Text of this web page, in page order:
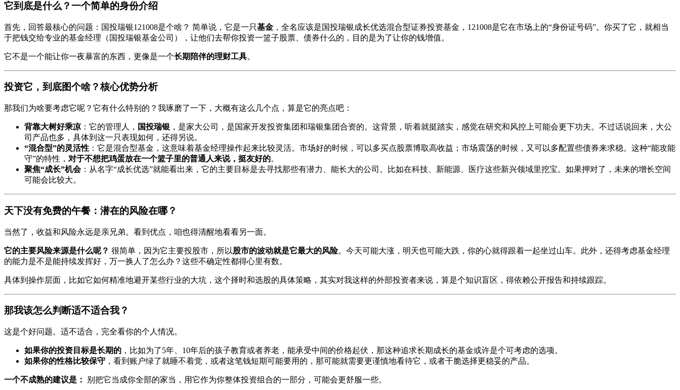
它到底是什么？一个简单的身份介绍
首先，回答最核心的问题：国投瑞银121008是个啥？ 简单说，它是一只基金 ，全名应该是国投瑞银成长优选混合型证券投资基金，121008是它在市场上的“身份证号码”。你买了它，就相当
于把钱交给专业的基金经理（国投瑞银基金公司），让他们去帮你投资一篮子股票、债券什么的，目的是为了让你的钱增值。
它不是一个能让你一夜暴富的东西，更像是一个长期陪伴的理财工具。
投资它，到底图个啥？核心优势分析
那我们为啥要考虑它呢？它有什么特别的？我琢磨了一下，大概有这么几个点，算是它的亮点吧：
背靠大树好乘凉 ：它的管理人， 国投瑞银 ，是家大公司，是国家开发投资集团和瑞银集团合资的。这背景，听着就挺踏实，感觉在研究和风控上可能会更下功夫。不过话说回来，大公
司产品也多，具体到这一只表现如何，还得另说。
“混合型”的灵活性 ：它是混合型基金，这意味着基金经理操作起来比较灵活。市场好的时候，可以多买点股票博取高收益；市场震荡的时候，又可以多配置些债券来求稳。这种“能攻能
守”的特性， 对于不想把鸡蛋放在一个篮子里的普通人来说，挺友好的。
聚焦“成长”机会：从名字“成长优选”就能看出来，它的主要目标是去寻找那些有潜力、能长大的公司。比如在科技、新能源、医疗这些新兴领域里挖宝。如果押对了，未来的增长空间
可能会比较大。
天下没有免费的午餐：潜在的风险在哪？
当然了，收益和风险永远是亲兄弟。看到优点，咱也得清醒地看看另一面。
它的主要风险来源是什么呢？ 很简单，因为它主要投股市，所以股市的波动就是它最大的风险。今天可能大涨，明天也可能大跌，你的心就得跟着一起坐过山车。此外，还得考虑基金经理
的能力是不是能持续发挥好，万一换人了怎么办？这些不确定性都得心里有数。
具体到操作层面，比如它如何精准地避开某些行业的大坑，这个择时和选股的具体策略，其实对我这样的外部投资者来说，算是个知识盲区，得依赖公开报告和持续跟踪。
那我该怎么判断适不适合我？
这是个好问题。适不适合，完全看你的个人情况。
如果你的投资目标是长期的 ，比如为了5年、10年后的孩子教育或者养老，能承受中间的价格起伏，那这种追求长期成长的基金或许是个可考虑的选项。
如果你的性格比较保守 ，看到账户绿了就睡不着觉，或者这笔钱短期可能要用的，那可能就需要更谨慎地看待它，或者干脆选择更稳妥的产品。
一个不成熟的建议是： 别把它当成你全部的家当，用它作为你整体投资组合的一部分，可能会更舒服一些。